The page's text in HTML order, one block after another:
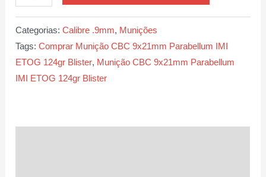
CBC
Parabellum
IMI
Categorias:Calibre .9mm, Munições
Tags:Comprar Munição CBC 9x21mm Parabellum IMI
ETOG 124gr Blister, Munição CBC 9x21mm Parabellum
IMI ETOG 124gr Blister